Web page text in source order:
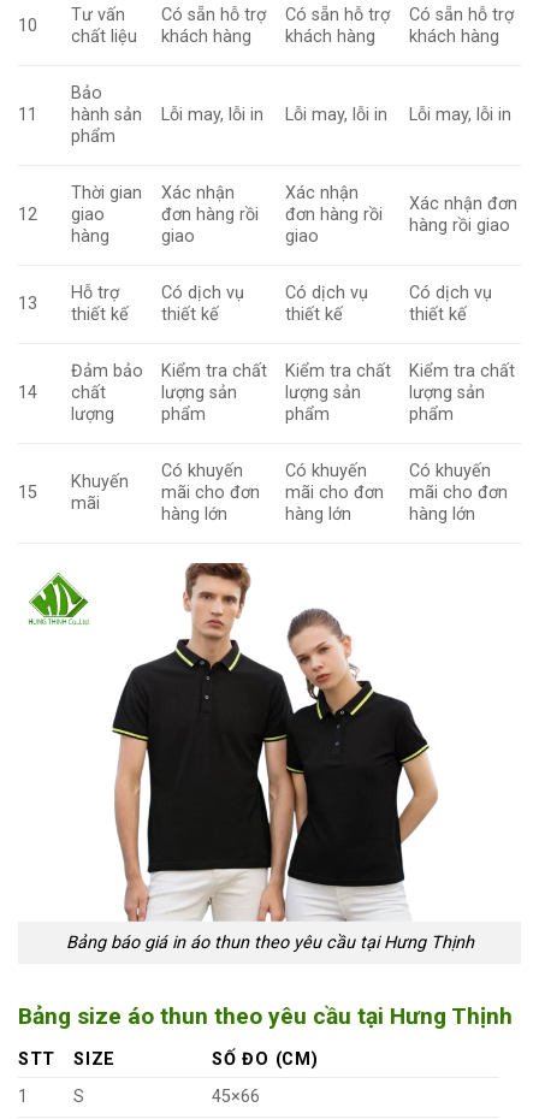
10
Tư vấn
chất liệu
Có sẵn hỗ trợ
khách hàng
Có sẵn hỗ trợ
khách hàng
Có sẵn hỗ trợ
khách hàng
11
Bảo
hành sản
phẩm
Lỗi may, lỗi in Lỗi may, lỗi in Lỗi may, lỗi in
12
Thời gian
giao
hàng
Xác nhận
đơn hàng rồi
giao
Xác nhận
đơn hàng rồi
giao
Xác nhận đơn
hàng rồi giao
13
Hỗ trợ
thiết kế
Có dịch vụ
thiết kế
Có dịch vụ
thiết kế
Có dịch vụ
thiết kế
14
Đảm bảo
chất
lượng
Kiểm tra chất
lượng sản
phẩm
Kiểm tra chất
lượng sản
phẩm
Kiểm tra chất
lượng sản
phẩm
15
Khuyến
mãi
Có khuyến
mãi cho đơn
hàng lớn
Có khuyến
mãi cho đơn
hàng lớn
Có khuyến
mãi cho đơn
hàng lớn
Bảng báo giá in áo thun theo yêu cầu tại Hưng Thịnh
Bảng size áo thun theo yêu cầu tại Hưng Thịnh
STT SIZE
SỐ ĐO (CM)
1
S
45×66